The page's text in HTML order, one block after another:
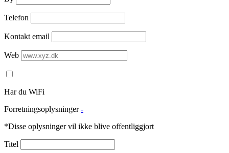
Telefon
Kontakt email
Web
Har du WiFi
Forretningsoplysninger -
*Disse oplysninger vil ikke blive offentliggjort
Titel